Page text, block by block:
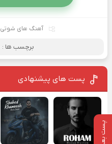
پست بعدی
آهنگ های شوتی
برچسب ها :
پست های پیشنهادی